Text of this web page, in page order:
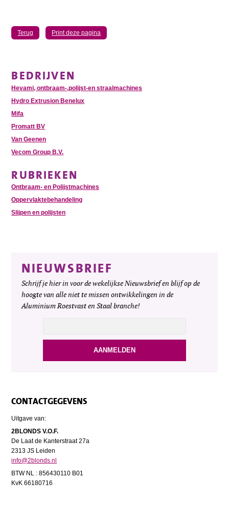
Terug Print deze pagina
BEDRIJVEN
Hevami, ontbraam-,polijst-en straalmachines
Hydro Extrusion Benelux
Mifa
Promatt BV
Van Geenen
Vecom Group B.V.
RUBRIEKEN
Ontbraam- en Polijstmachines
Oppervlaktebehandeling
Slijpen en polijsten
NIEUWSBRIEF
Schrijf je hier in voor de wekelijkse Nieuwsbrief en blijf op de
hoogte van alle niet te missen ontwikkelingen in de
Aluminium Roestvast en Staal branche!
CONTACTGEGEVENS
Uitgave van:
2BLONDS V.O.F.
De Laat de Kanterstraat 27a
2313 JS Leiden
info@2blonds.nl
BTW NL : 856430110 B01
KvK 66180716